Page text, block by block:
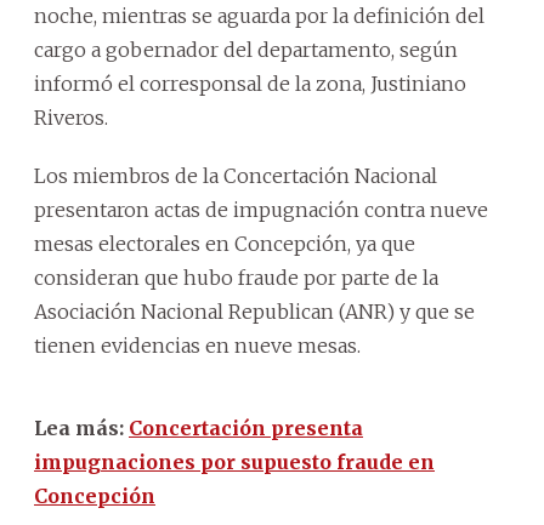
noche, mientras se aguarda por la definición del
cargo a gobernador del departamento, según
informó el corresponsal de la zona, Justiniano
Riveros.
Los miembros de la Concertación Nacional
presentaron actas de impugnación contra nueve
mesas electorales en Concepción, ya que
consideran que hubo fraude por parte de la
Asociación Nacional Republican (ANR) y que se
tienen evidencias en nueve mesas.
Lea más: Concertación presenta
impugnaciones por supuesto fraude en
Concepción